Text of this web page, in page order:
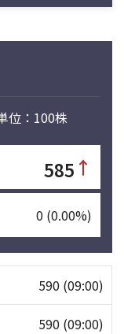
位：100株
585 ↑
0 (0.00%)
590 (09:00)
590 (09:00)